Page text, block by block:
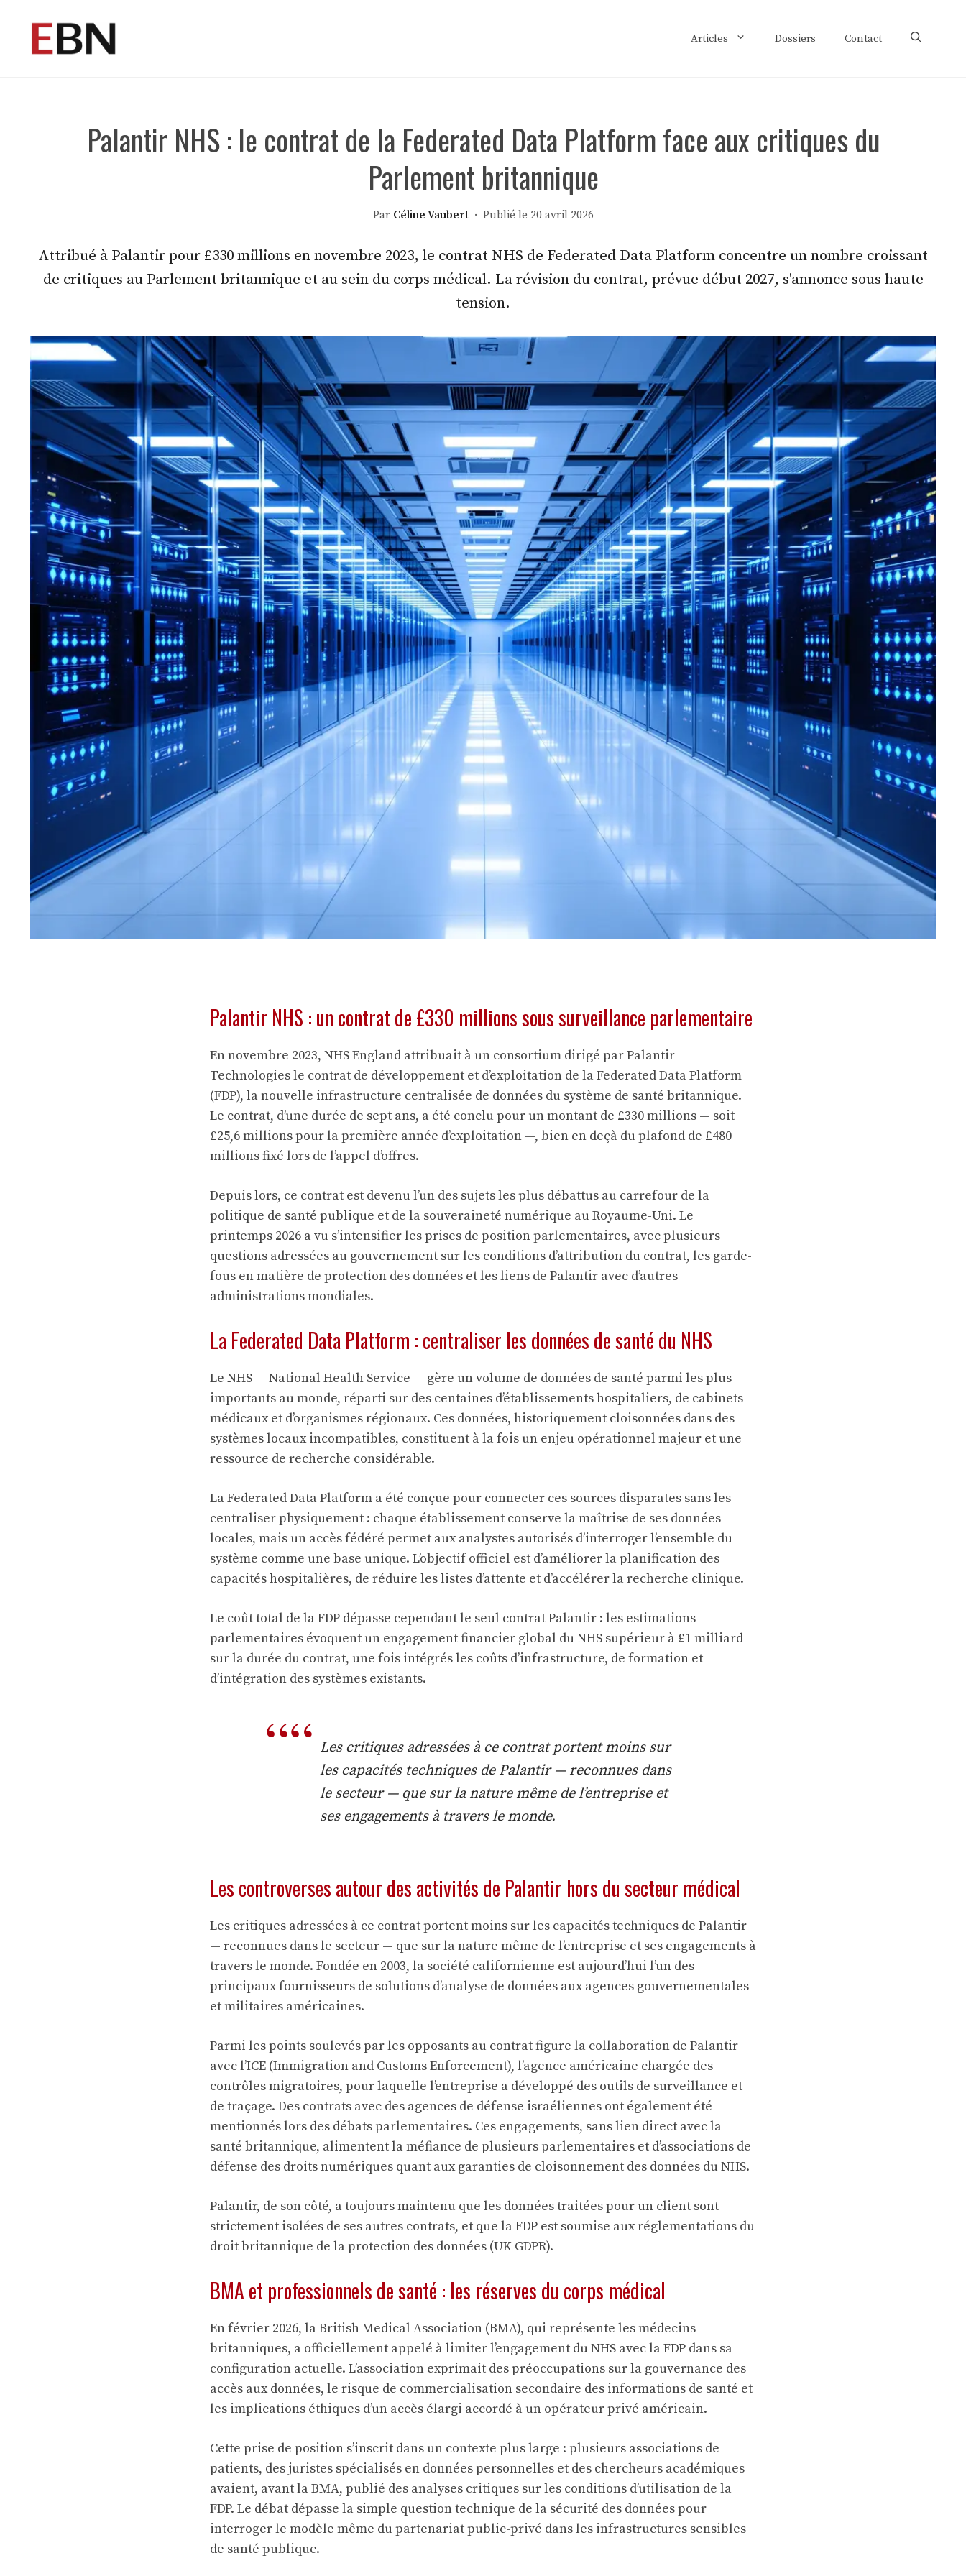
contenu
Articles Dossiers Contact
Palantir NHS : le contrat de la Federated Data Platform face aux critiques du
Parlement britannique
Par Céline Vaubert· Publié le 20 avril 2026
Attribué à Palantir pour £330 millions en novembre 2023, le contrat NHS de Federated Data Platform concentre un nombre croissant
de critiques au Parlement britannique et au sein du corps médical. La révision du contrat, prévue début 2027, s'annonce sous haute
tension.
Palantir NHS : un contrat de £330 millions sous surveillance parlementaire
En novembre 2023, NHS England attribuait à un consortium dirigé par Palantir
Technologies le contrat de développement et d’exploitation de la Federated Data Platform
(FDP), la nouvelle infrastructure centralisée de données du système de santé britannique.
Le contrat, d’une durée de sept ans, a été conclu pour un montant de £330 millions — soit
£25,6 millions pour la première année d’exploitation —, bien en deçà du plafond de £480
millions fixé lors de l’appel d’offres.
Depuis lors, ce contrat est devenu l’un des sujets les plus débattus au carrefour de la
politique de santé publique et de la souveraineté numérique au Royaume-Uni. Le
printemps 2026 a vu s’intensifier les prises de position parlementaires, avec plusieurs
questions adressées au gouvernement sur les conditions d’attribution du contrat, les garde-
fous en matière de protection des données et les liens de Palantir avec d’autres
administrations mondiales.
La Federated Data Platform : centraliser les données de santé du NHS
Le NHS — National Health Service — gère un volume de données de santé parmi les plus
importants au monde, réparti sur des centaines d’établissements hospitaliers, de cabinets
médicaux et d’organismes régionaux. Ces données, historiquement cloisonnées dans des
systèmes locaux incompatibles, constituent à la fois un enjeu opérationnel majeur et une
ressource de recherche considérable.
La Federated Data Platform a été conçue pour connecter ces sources disparates sans les
centraliser physiquement : chaque établissement conserve la maîtrise de ses données
locales, mais un accès fédéré permet aux analystes autorisés d’interroger l’ensemble du
système comme une base unique. L’objectif officiel est d’améliorer la planification des
capacités hospitalières, de réduire les listes d’attente et d’accélérer la recherche clinique.
Le coût total de la FDP dépasse cependant le seul contrat Palantir : les estimations
parlementaires évoquent un engagement financier global du NHS supérieur à £1 milliard
sur la durée du contrat, une fois intégrés les coûts d’infrastructure, de formation et
d’intégration des systèmes existants.
Les critiques adressées à ce contrat portent moins sur
les capacités techniques de Palantir — reconnues dans
le secteur — que sur la nature même de l’entreprise et
ses engagements à travers le monde.
Les controverses autour des activités de Palantir hors du secteur médical
Les critiques adressées à ce contrat portent moins sur les capacités techniques de Palantir
— reconnues dans le secteur — que sur la nature même de l’entreprise et ses engagements à
travers le monde. Fondée en 2003, la société californienne est aujourd’hui l’un des
principaux fournisseurs de solutions d’analyse de données aux agences gouvernementales
et militaires américaines.
Parmi les points soulevés par les opposants au contrat figure la collaboration de Palantir
avec l’ICE (Immigration and Customs Enforcement), l’agence américaine chargée des
contrôles migratoires, pour laquelle l’entreprise a développé des outils de surveillance et
de traçage. Des contrats avec des agences de défense israéliennes ont également été
mentionnés lors des débats parlementaires. Ces engagements, sans lien direct avec la
santé britannique, alimentent la méfiance de plusieurs parlementaires et d’associations de
défense des droits numériques quant aux garanties de cloisonnement des données du NHS.
Palantir, de son côté, a toujours maintenu que les données traitées pour un client sont
strictement isolées de ses autres contrats, et que la FDP est soumise aux réglementations du
droit britannique de la protection des données (UK GDPR).
BMA et professionnels de santé : les réserves du corps médical
En février 2026, la British Medical Association (BMA), qui représente les médecins
britanniques, a officiellement appelé à limiter l’engagement du NHS avec la FDP dans sa
configuration actuelle. L’association exprimait des préoccupations sur la gouvernance des
accès aux données, le risque de commercialisation secondaire des informations de santé et
les implications éthiques d’un accès élargi accordé à un opérateur privé américain.
Cette prise de position s’inscrit dans un contexte plus large : plusieurs associations de
patients, des juristes spécialisés en données personnelles et des chercheurs académiques
avaient, avant la BMA, publié des analyses critiques sur les conditions d’utilisation de la
FDP. Le débat dépasse la simple question technique de la sécurité des données pour
interroger le modèle même du partenariat public-privé dans les infrastructures sensibles
de santé publique.